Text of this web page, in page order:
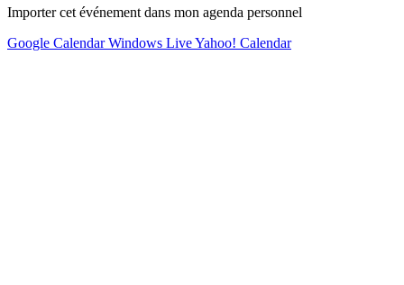
Importer cet événement dans mon agenda personnel
Google CalendarWindows LiveYahoo! Calendar